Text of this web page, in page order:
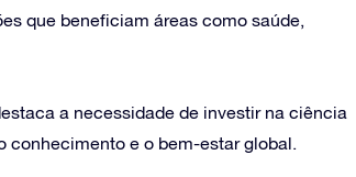
que beneficiam áreas como saúde,
a necessidade de investir na ciência
conhecimento e o bem-estar global.